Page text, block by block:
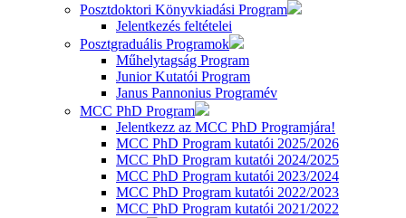
Posztdoktori Könyvkiadási Program
Jelentkezés feltételei
Posztgraduális Programok
Műhelytagság Program
Junior Kutatói Program
Janus Pannonius Programév
MCC PhD Program
Jelentkezz az MCC PhD Programjára!
MCC PhD Program kutatói 2025/2026
MCC PhD Program kutatói 2024/2025
MCC PhD Program kutatói 2023/2024
MCC PhD Program kutatói 2022/2023
MCC PhD Program kutatói 2021/2022